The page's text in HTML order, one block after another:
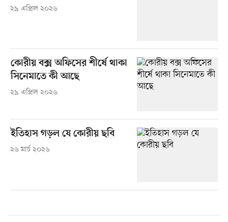
২৯ এপ্রিল ২০২৬
কোরীয় বক্স অফিসের শীর্ষে থাকা
সিনেমাতে কী আছে
২৯ এপ্রিল ২০২৬
ইতিহাস গড়ল যে কোরীয় ছবি
২৬ মার্চ ২০২৬